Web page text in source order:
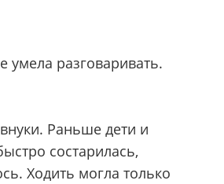
разговаривать.
Раньше дети и
состарилась,
Ходить могла только